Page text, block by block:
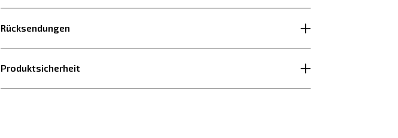
Rücksendungen
Produktsicherheit